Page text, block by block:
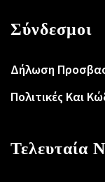
Σύνδεσμοι
Δήλωση
Πολιτικές Και
Τελευταία